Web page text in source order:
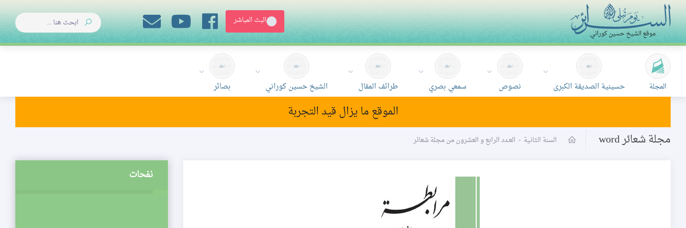
البث المباشر
المجلة حسينية الصديقة الكبرى نصوص سمعي بصري طرائف المقال الشيخ حسين كوراني بصائر
الموقع ما يزال قيد التجربة
مجلة شعائر word
السنة الثانية - العـدد الرابع و العشرون من مجلة شعائر
نفحات